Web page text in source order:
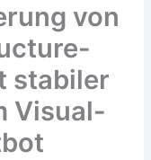
von
stabiler
Visual-